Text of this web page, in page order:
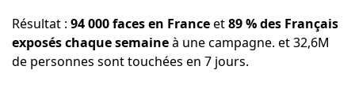
Résultat : 94 000 faces en Franceet89 % des Français
exposés chaque semaineà une campagne. et 32,6M
de personnes sont touchées en 7 jours.